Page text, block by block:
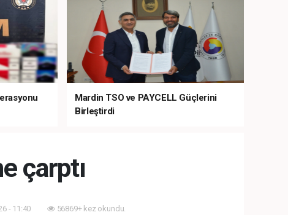
Mardin TSO ve PAYCELL Güçlerini
Birleştirdi
çarptı
- 11:40 56869+ kez okundu.